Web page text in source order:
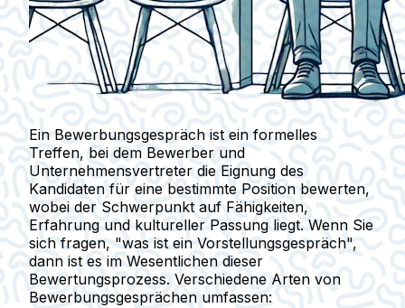
Ein Bewerbungsgespräch ist ein formelles
Treffen, bei dem Bewerber und
Unternehmensvertreter die Eignung des
Kandidaten für eine bestimmte Position bewerten,
wobei der Schwerpunkt auf Fähigkeiten,
Erfahrung und kultureller Passung liegt. Wenn Sie
sich fragen, "was ist ein Vorstellungsgespräch",
dann ist es im Wesentlichen dieser
Bewertungsprozess. Verschiedene Arten von
Bewerbungsgesprächen umfassen: